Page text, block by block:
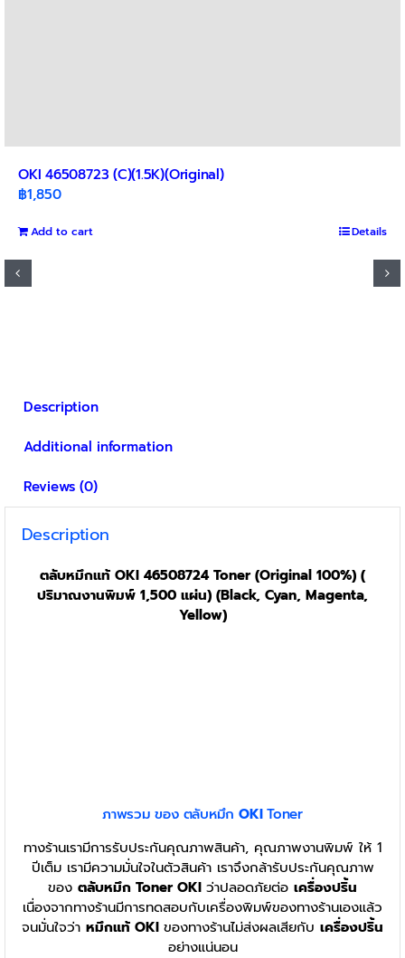
OKI 46508723 (C)(1.5K)(Original)
฿1,850
Add to cart Details
Description
Additional information
Reviews (0)
Description
ตลับหมึกแท้ OKI 46508724 Toner (Original 100%) (
ปริมาณงานพิมพ์ 1,500 แผ่น) (Black, Cyan, Magenta,
Yellow)
ภาพรวม ของ ตลับหมึก OKIToner
ทางร้านเรามีการรับประกันคุณภาพสินค้า, คุณภาพงานพิมพ์ ให้ 1
ปีเต็ม เรามีความมั่นใจในตัวสินค้า เราจึงกล้ารับประกันคุณภาพ
ของ ตลับหมึก Toner OKI ว่าปลอดภัยต่อ เครื่องปริ้น
เนื่องจากทางร้านมีการทดสอบกับเครื่องพิมพ์ของทางร้านเองแล้ว
จนมั่นใจว่า หมึกแท้ OKI ของทางร้านไม่ส่งผลเสียกับ เครื่องปริ้น
อย่างแน่นอน